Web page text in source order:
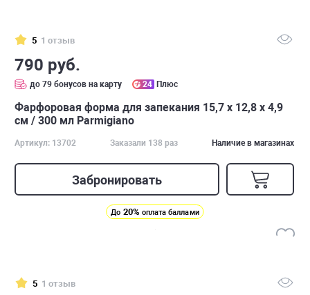
5 1 отзыв
790 руб.
до 79 бонусов на карту 24 Плюс
Фарфоровая форма для запекания 15,7 х 12,8 х 4,9
см / 300 мл Parmigiano
Артикул: 13702 Заказали 138 раз Наличие в магазинах
Забронировать
До 20% оплата баллами
5 1 отзыв